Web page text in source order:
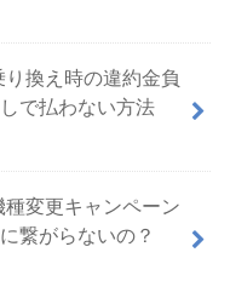
換え時の違約金負
で払わない方法
変更キャンペーン
繋がらないの？